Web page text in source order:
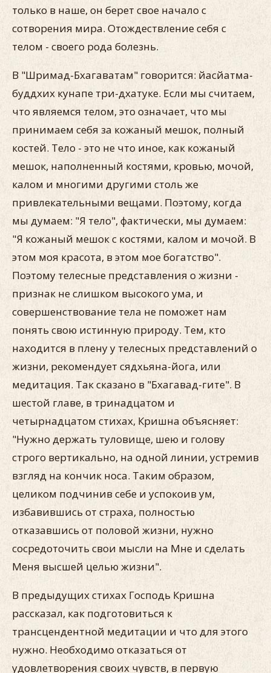
только в наше, он берет свое начало с
сотворения мира. Отождествление себя с
телом - своего рода болезнь.
В "Шримад-Бхагаватам" говорится: йасйатма-
буддхих кунапе три-дхатуке. Если мы считаем,
что являемся телом, это означает, что мы
принимаем себя за кожаный мешок, полный
костей. Тело - это не что иное, как кожаный
мешок, наполненный костями, кровью, мочой,
калом и многими другими столь же
привлекательными вещами. Поэтому, когда
мы думаем: "Я тело", фактически, мы думаем:
"Я кожаный мешок с костями, калом и мочой. В
этом моя красота, в этом мое богатство".
Поэтому телесные представления о жизни -
признак не слишком высокого ума, и
совершенствование тела не поможет нам
понять свою истинную природу. Тем, кто
находится в плену у телесных представлений о
жизни, рекомендует сядхьяна-йога, или
медитация. Так сказано в "Бхагавад-гите". В
шестой главе, в тринадцатом и
четырнадцатом стихах, Кришна объясняет:
"Нужно держать туловище, шею и голову
строго вертикально, на одной линии, устремив
взгляд на кончик носа. Таким образом,
целиком подчинив себе и успокоив ум,
избавившись от страха, полностью
отказавшись от половой жизни, нужно
сосредоточить свои мысли на Мне и сделать
Меня высшей целью жизни".
В предыдущих стихах Господь Кришна
рассказал, как подготовиться к
трансцендентной медитации и что для этого
нужно. Необходимо отказаться от
удовлетворения своих чувств, в первую